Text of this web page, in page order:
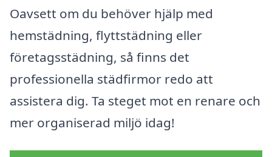
Oavsett om du behöver hjälp med
hemstädning, flyttstädning eller
företagsstädning, så finns det
professionella städfirmor redo att
assistera dig. Ta steget mot en renare och
mer organiserad miljö idag!